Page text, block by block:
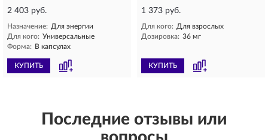
2 403 руб.
Назначение: Для энергии
Для кого: Универсальные
Форма: В капсулах
КУПИТЬ
1 373 руб.
Для кого: Для взрослых
Дозировка: 36 мг
КУПИТЬ
Последние отзывы или